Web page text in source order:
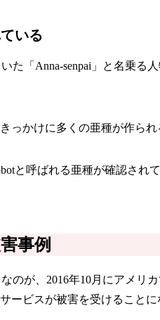
いる
た「Anna-senpai」と名乗る
っかけに多くの亜種が作られ
と呼ばれる亜種が確認さ
事例
のが、2016年10月にアメリ
ービスが被害を受けることに